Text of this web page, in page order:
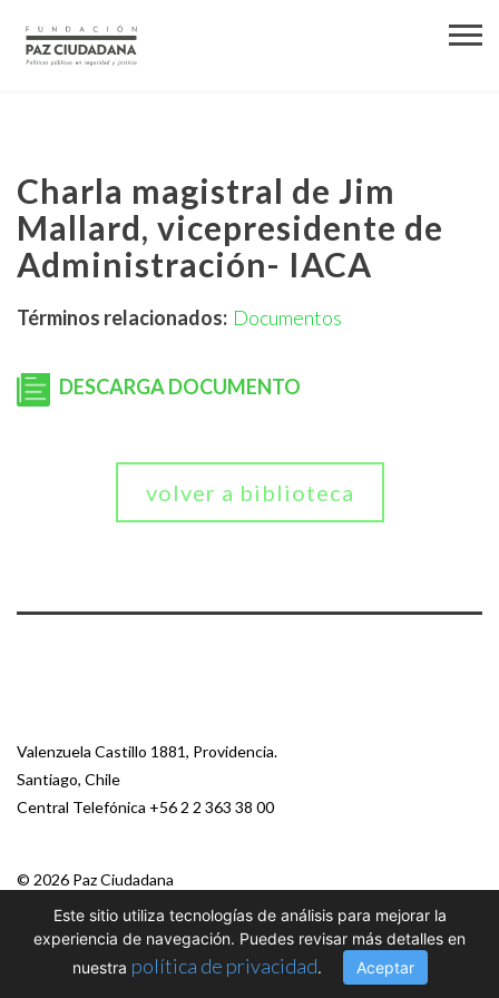
Charla magistral de Jim
Mallard, vicepresidente de
Administración- IACA
Términos relacionados: Documentos
DESCARGA DOCUMENTO
volver a biblioteca
Valenzuela Castillo 1881, Providencia.
Santiago, Chile
Central Telefónica +56 2 2 363 38 00
© 2026 Paz Ciudadana
Este sitio utiliza tecnologías de análisis para mejorar la
experiencia de navegación. Puedes revisar más detalles en
nuestra política de privacidad. Aceptar